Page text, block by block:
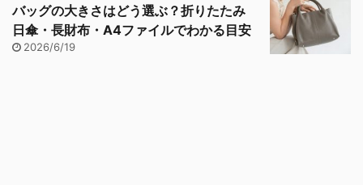
バッグの大きさはどう選ぶ？折りたたみ
日傘・長財布・A4ファイルでわかる目安
2026/6/19